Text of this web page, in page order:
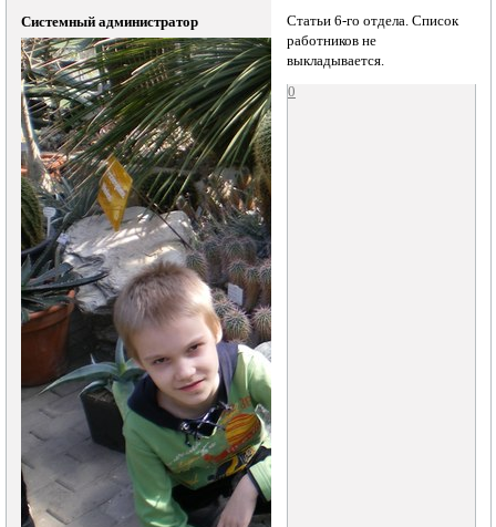
Системный администратор
Статьи 6-го отдела. Список
работников не
выкладывается.
0